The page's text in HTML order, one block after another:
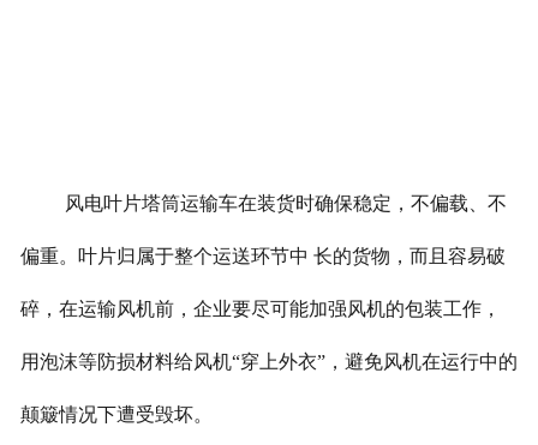
风电叶片塔筒运输车在装货时确保稳定，不偏载、不
偏重。叶片归属于整个运送环节中 长的货物，而且容易破
碎，在运输风机前，企业要尽可能加强风机的包装工作，
用泡沫等防损材料给风机“穿上外衣”，避免风机在运行中的
颠簸情况下遭受毁坏。